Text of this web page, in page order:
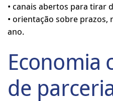
• canais abertos para tirar
• orientação sobre prazos,
ano.
Economia
de